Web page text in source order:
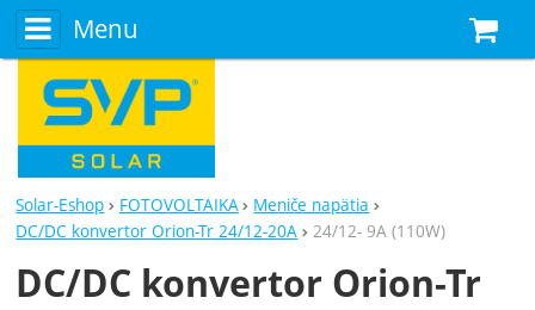
Menu
Solar-Eshop FOTOVOLTAIKA
Meniče napätia
DC/DC konvertor Orion-Tr 24/12-20A
24/12- 9A (110W)
DC/DC konvertor Orion-Tr